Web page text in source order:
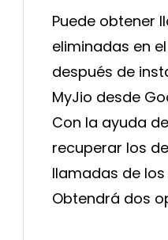
Puede obtener
eliminadas en
después de
MyJio desde
Con la ayuda
recuperar los
llamadas de
Obtendrá dos